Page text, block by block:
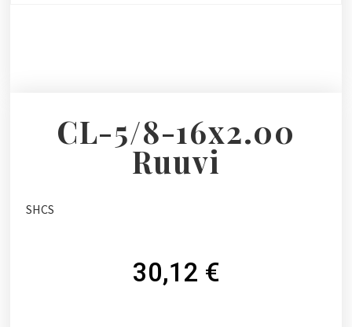
CL-5/8-16x2.00
Ruuvi
SHCS
30,12 €